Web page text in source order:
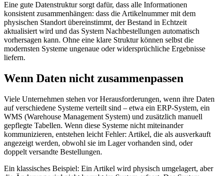
Eine gute Datenstruktur sorgt dafür, dass alle Informationen
konsistent zusammenhängen: dass die Artikelnummer mit dem
physischen Standort übereinstimmt, der Bestand in Echtzeit
aktualisiert wird und das System Nachbestellungen automatisch
vorhersagen kann. Ohne eine klare Struktur können selbst die
modernsten Systeme ungenaue oder widersprüchliche Ergebnisse
liefern.
Wenn Daten nicht zusammenpassen
Viele Unternehmen stehen vor Herausforderungen, wenn ihre Daten
auf verschiedene Systeme verteilt sind – etwa ein ERP-System, ein
WMS (Warehouse Management System) und zusätzlich manuell
gepflegte Tabellen. Wenn diese Systeme nicht miteinander
kommunizieren, entstehen leicht Fehler: Artikel, die als ausverkauft
angezeigt werden, obwohl sie im Lager vorhanden sind, oder
doppelt versandte Bestellungen.
Ein klassisches Beispiel: Ein Artikel wird physisch umgelagert, aber